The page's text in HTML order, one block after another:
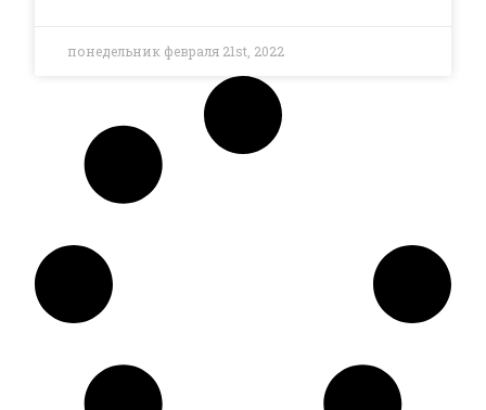
понедельник февраля 21st, 2022